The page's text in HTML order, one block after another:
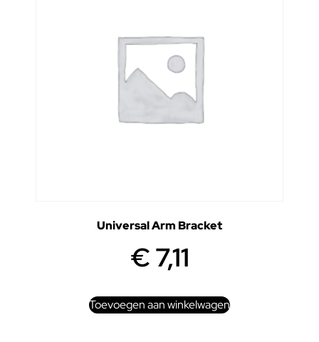
Universal Arm Bracket
€7,11
Toevoegen aan winkelwagen